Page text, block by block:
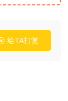
给TA打赏